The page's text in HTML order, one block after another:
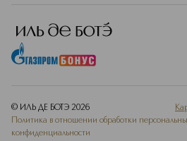
© ИЛЬ ДЕ БОТЭ 2026
Политика в отношении обработки
конфиденциальности